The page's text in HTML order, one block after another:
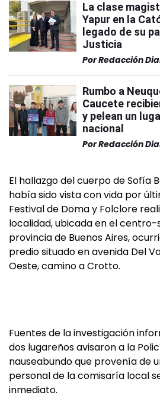
La clase
Yapur en la
legado de su
Justicia
PorRedacción
Rumbo a
Caucete
y pelean un
nacional
PorRedacción
El hallazgo del cuerpo de Sofía
había sido vista con vida por
Festival de Doma y Folclore
localidad, ubicada en el centro-
provincia de Buenos Aires,
predio situado en avenida Del
Oeste, camino a Crotto.
Fuentes de la investigación
dos lugareños avisaron a la
nauseabundo que provenía de
personal de la comisaría local
inmediato.